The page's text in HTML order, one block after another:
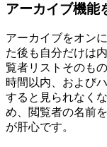
アーカイブ機能
アーカイブをオン
た後も自分だけは
覧者リストそのも
時間以内、および
すると見られなく
め、閲覧者の名前
が肝心です。